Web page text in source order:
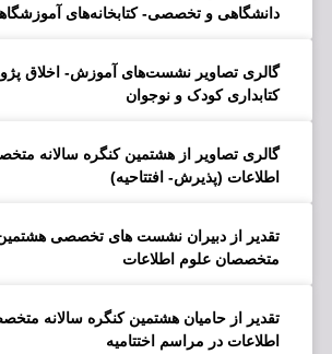
دانشگاهی و تخصصی- کتابخانه‌های
گالری تصاویر نشست‌های آموزش- اخلاق
کتابداری کودک و نوجوان
گالری تصاویر از هشتمین کنگره سالانه
اطلاعات (پذیرش- افتتاحیه)
تقدیر از دبیران نشست های تخصصی هشتمین
متخصصان علوم اطلاعات
تقدیر از حامیان هشتمین کنگره سالانه
اطلاعات در مراسم اختتامیه